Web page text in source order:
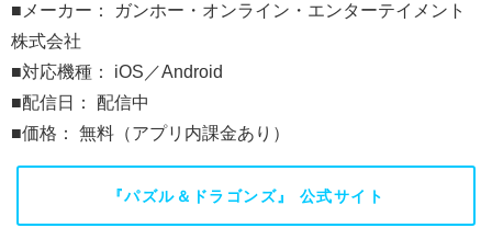
■メーカー： ガンホー・オンライン・エンターテイメント
株式会社
■対応機種： iOS／Android
■配信日： 配信中
■価格： 無料（アプリ内課金あり）
『パズル＆ドラゴンズ』 公式サイト